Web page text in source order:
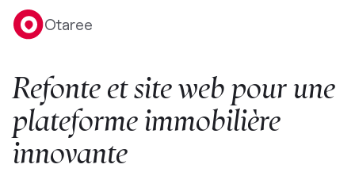
Otaree
Refonteetsitewebpourune
plateformeimmobilière
innovante